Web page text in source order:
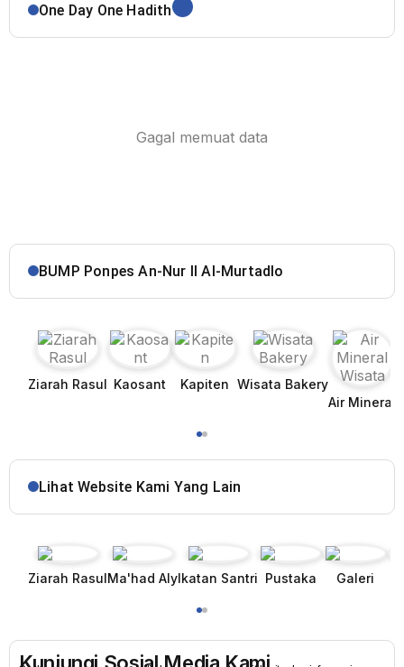
One Day One Hadith
Gagal memuat data
BUMP Ponpes An-Nur II Al-Murtadlo
Ziarah Rasul Kaosant Kapiten Wisata Bakery
Air Mineral
Lihat Website Kami Yang Lain
Ziarah RasulMa'had AlyIkatan Santri Pustaka Galeri